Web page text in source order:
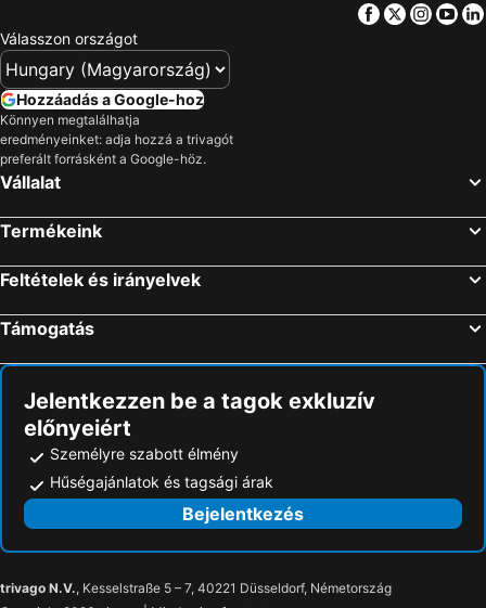
Facebook
Twitter
Válasszon országot
Hozzáadás a Google-hoz
Könnyen megtalálhatja
eredményeinket: adja hozzá a trivagót
preferált forrásként a Google-höz.
Vállalat
Termékeink
Feltételek és irányelvek
Támogatás
Jelentkezzen be a tagok exkluzív
előnyeiért
Személyre szabott élmény
Hűségajánlatok és tagsági árak
Bejelentkezés
trivago N.V., Kesselstraße 5 – 7, 40221 Düsseldorf, Németország